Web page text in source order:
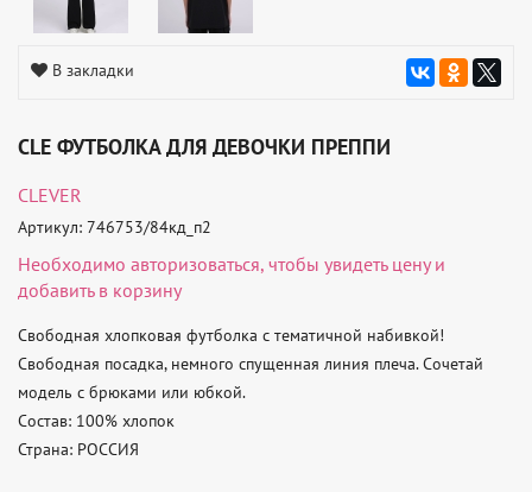
В закладки
CLE ФУТБОЛКА ДЛЯ ДЕВОЧКИ ПРЕППИ
CLEVER
Артикул: 746753/84кд_п2
Необходимо авторизоваться, чтобы увидеть цену и
добавить в корзину
Свободная хлопковая футболка с тематичной набивкой!
Свободная посадка, немного спущенная линия плеча. Сочетай
модель с брюками или юбкой.
Состав: 100% хлопок
Страна: РОССИЯ